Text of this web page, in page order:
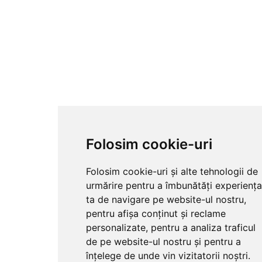
Folosim cookie-uri
Folosim cookie-uri și alte tehnologii de
urmărire pentru a îmbunătăți experiența
ta de navigare pe website-ul nostru,
pentru afișa conținut și reclame
personalizate, pentru a analiza traficul
de pe website-ul nostru și pentru a
înțelege de unde vin vizitatorii noștri.